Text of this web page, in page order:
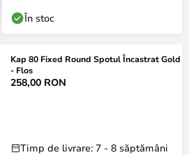
În stoc
Kap 80 Fixed Round Spotul Încastrat Gold
- Flos
258,00 RON
Timp de livrare: 7 - 8 săptămâni